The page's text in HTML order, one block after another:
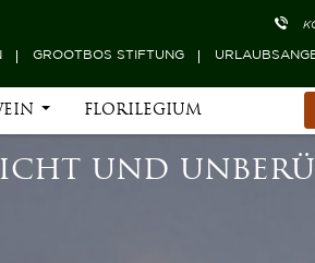
GROOTBOS STIFTUNG
FLORILEGIUM
Licht und